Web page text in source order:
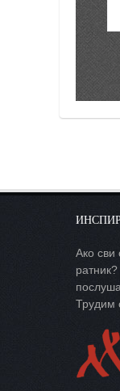
Ако сви
ратник?
Трудим